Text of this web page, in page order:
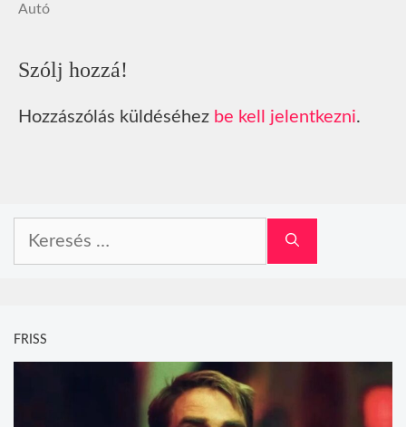
Autó
Szólj hozzá!
Hozzászólás küldéséhez be kell jelentkezni.
FRISS